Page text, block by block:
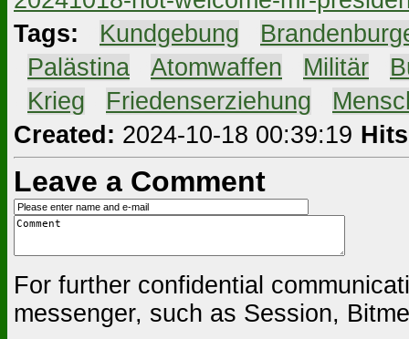
Tags:
Kundgebung
Palästina Atomwaffen Militär
Krieg Friedenserziehung
Created: 2024-10-18 00:39:19
Leave a Comment
For further confidential
messenger, such as Session,